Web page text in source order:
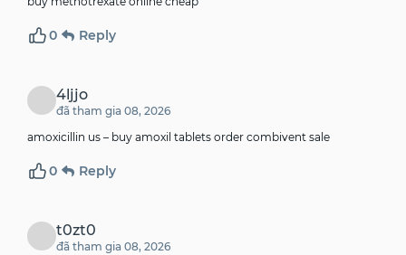
0 Reply
4ljjo
đã tham gia 08, 2026
amoxicillin us – buy amoxil tablets order combivent sale
0 Reply
t0zt0
đã tham gia 08, 2026